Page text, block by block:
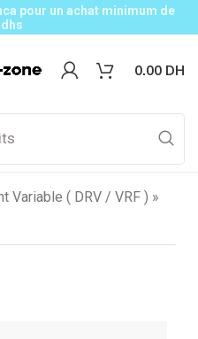
pour un achat minimum de
0.00 DH
Variable ( DRV / VRF ) »